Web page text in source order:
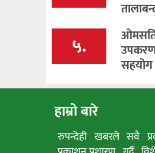
५. उपकरण
सहयोग
हाम्रो बारे
रुपन्देही खबरले सवै